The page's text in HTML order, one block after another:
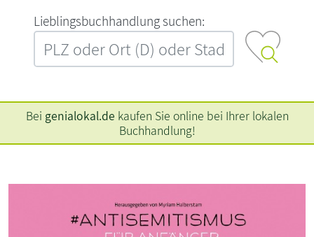
L‍i‍e‍b‍l‍i‍n‍g‍s‍b‍u‍c‍h‍h‍a‍n‍d‍l‍u‍n‍g‍ ‍s‍u‍c‍h‍e‍n‍:‍
Bei genialokal.de kaufen Sie online bei Ihrer lokalen
Buchhandlung!